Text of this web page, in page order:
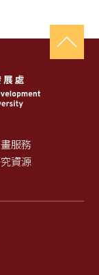
服務
資源